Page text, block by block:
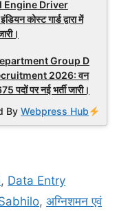
Engine Driver
कोस्ट गार्ड द्वारा में
Group D
2026: वन
पदों पर नई भर्ती जारी।
ByWebpress Hub
, Data Entry
, अग्निशमन एवं